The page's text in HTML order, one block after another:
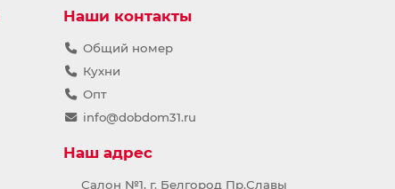
Наши контакты
Общий номер
Кухни
Опт
info@dobdom31.ru
Наш адрес
Салон №1, г. Белгород Пр.Славы